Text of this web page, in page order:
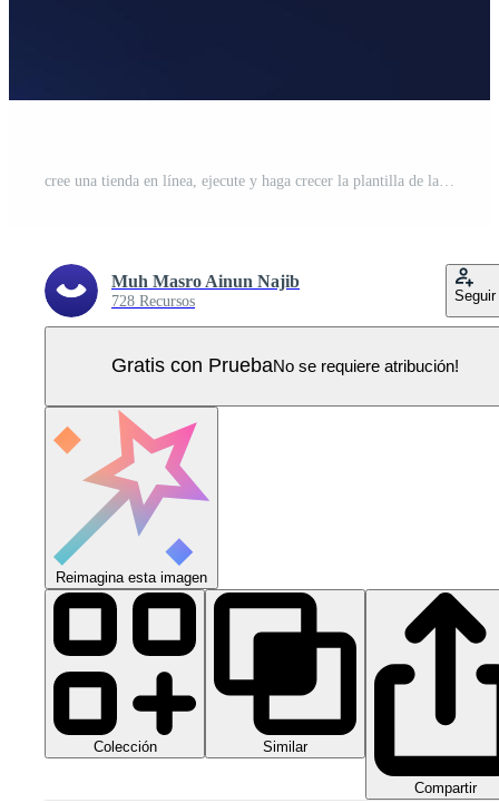
Muh Masro Ainun Najib
728 Recursos Seguir
Gratis con PruebaNo se requiere atribución!
Reimagina esta imagen
Colección Similar
Compartir